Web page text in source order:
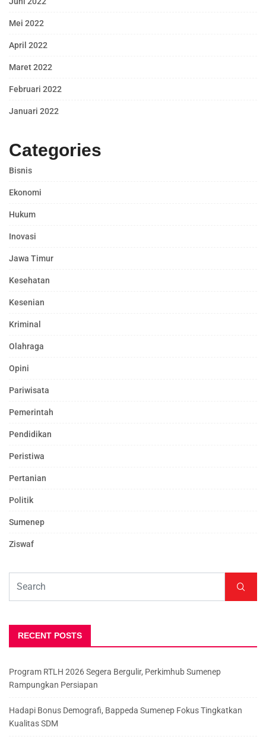
Mei 2022
April 2022
Maret 2022
Februari 2022
Januari 2022
Categories
Bisnis
Ekonomi
Hukum
Inovasi
Jawa Timur
Kesehatan
Kesenian
Kriminal
Olahraga
Opini
Pariwisata
Pemerintah
Pendidikan
Peristiwa
Pertanian
Politik
Sumenep
Ziswaf
RECENT POSTS
Program RTLH 2026 Segera Bergulir, Perkimhub Sumenep
Rampungkan Persiapan
Hadapi Bonus Demografi, Bappeda Sumenep Fokus Tingkatkan
Kualitas SDM